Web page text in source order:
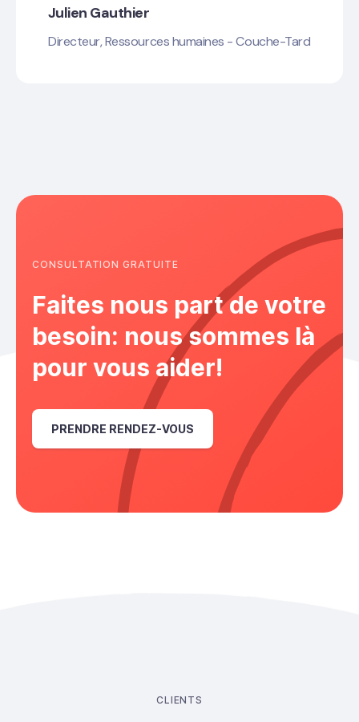
Julien Gauthier
Directeur, Ressources humaines - Couche-Tard
CONSULTATION GRATUITE
Faites nous part de votre
besoin: nous sommes là
pour vous aider!
PRENDRE RENDEZ-VOUS
CLIENTS